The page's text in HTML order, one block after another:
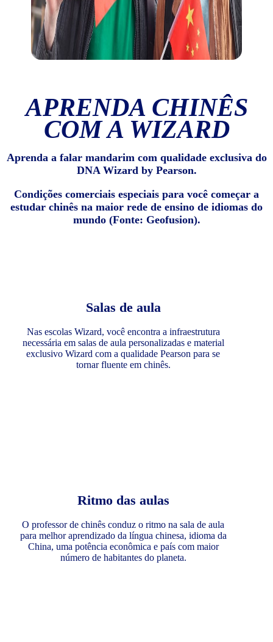
APRENDA CHINÊS
COM A WIZARD
Aprenda a falar mandarim com qualidade exclusiva do
DNA Wizard by Pearson.
Condições comerciais especiais para você começar a
estudar chinês na maior rede de ensino de idiomas do
mundo (Fonte: Geofusion).
Salas de aula
Nas escolas Wizard, você encontra a infraestrutura
necessária em salas de aula personalizadas e material
exclusivo Wizard com a qualidade Pearson para se
tornar fluente em chinês.
Ritmo das aulas
O professor de chinês conduz o ritmo na sala de aula
para melhor aprendizado da língua chinesa, idioma da
China, uma potência econômica e país com maior
número de habitantes do planeta.